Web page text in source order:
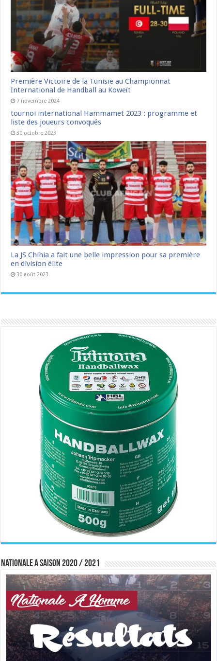
Première Victoire de la Tunisie au Championnat
International de Handball au Koweït
7 novembre 2024
tournoi international Hammamet 2023 : programme et
liste des joueurs convoqués
30 octobre 2023
La JS Chihia a fait une belle impression pour sa première
en division élite
30 août 2023
Nationale A saison 2020 / 2021